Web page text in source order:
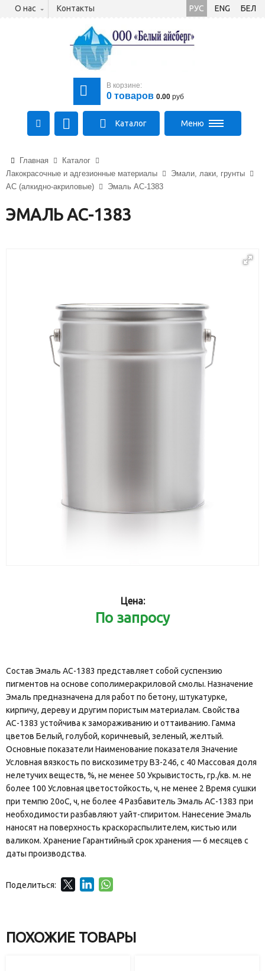
О нас Контакты РУС ENG БЕЛ
В корзине:
0 товаров 0.00 руб
+375 (29) 710-23-43
+375 (33) 315-03-03
aysberg-sales@yandex.by
Каталог Меню
Главная
Каталог
Лакокрасочные и адгезионные материалы
Эмали, лаки, грунты
АС (алкидно-акриловые)
Эмаль АС-1383
ЭМАЛЬ АС-1383
Цена:
По запросу
Состав Эмаль АС-1383 представляет собой суспензию
пигментов на основе сополимеракриловой смолы. Назначение
Эмаль предназначена для работ по бетону, штукатурке,
кирпичу, дереву и другим пористым материалам. Свойства
АС-1383 устойчива к замораживанию и оттаиванию. Гамма
цветов Белый, голубой, коричневый, зеленый, желтый.
Основные показатели Наименование показателя Значение
Условная вязкость по вискозиметру ВЗ-246, с 40 Массовая доля
нелетучих веществ, %, не менее 50 Укрывистость, гр./кв. м. не
более 100 Условная цветостойкость, ч, не менее 2 Время сушки
при темпю 20оС, ч, не более 4 Разбавитель Эмаль АС-1383 при
необходимости разбавляют уайт-спиритом. Нанесение Эмаль
наносят на поверхность краскораспылителем, кистью или
валиком. Хранение Гарантийный срок хранения — 6 месяцев с
даты производства.
Поделиться:
ПОХОЖИЕ ТОВАРЫ